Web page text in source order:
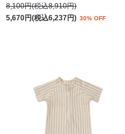
8,100円(税込8,910円)
5,670円(税込6,237円) 30% OFF